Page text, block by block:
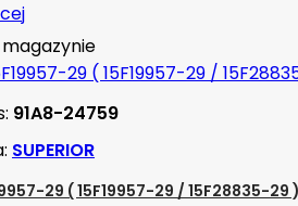
91A8-24759
SUPERIOR
29 ( 15F19957-29 / 15F28835-29